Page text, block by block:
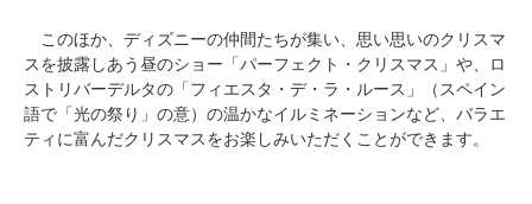
このほか、ディズニーの仲間たちが集い、思い思いのクリスマ
スを披露しあう昼のショー「パーフェクト・クリスマス」や、ロ
ストリバーデルタの「フィエスタ・デ・ラ・ルース」（スペイン
語で「光の祭り」の意）の温かなイルミネーションなど、バラエ
ティに富んだクリスマスをお楽しみいただくことができます。